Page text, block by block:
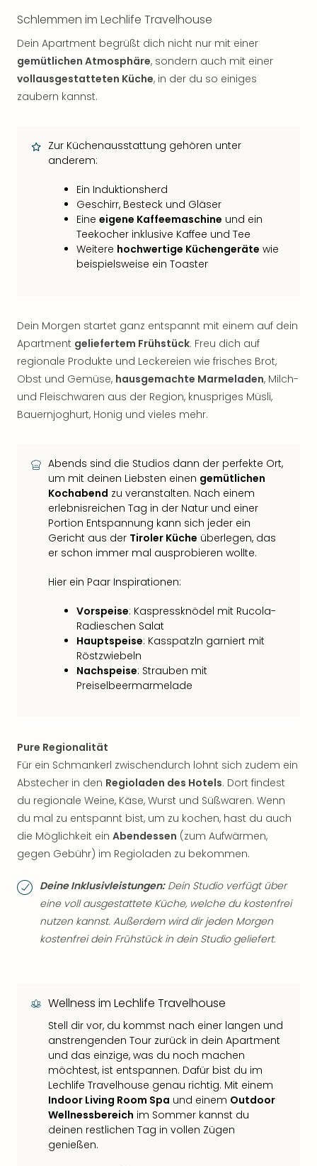
Schlemmen im Lechlife Travelhouse
Dein Apartment begrüßt dich nicht nur mit einer
gemütlichen Atmosphäre, sondern auch mit einer
vollausgestatteten Küche, in der du so einiges
zaubern kannst.
Zur Küchenausstattung gehören unter
anderem:
Ein Induktionsherd
Geschirr, Besteck und Gläser
Eine eigene Kaffeemaschine und ein
Teekocher inklusive Kaffee und Tee
Weitere hochwertige Küchengeräte wie
beispielsweise ein Toaster
Dein Morgen startet ganz entspannt mit einem auf dein
Apartment geliefertem Frühstück. Freu dich auf
regionale Produkte und Leckereien wie frisches Brot,
Obst und Gemüse, hausgemachte Marmeladen, Milch-
und Fleischwaren aus der Region, knuspriges Müsli,
Bauernjoghurt, Honig und vieles mehr.
Abends sind die Studios dann der perfekte Ort,
um mit deinen Liebsten einen gemütlichen
Kochabend zu veranstalten. Nach einem
erlebnisreichen Tag in der Natur und einer
Portion Entspannung kann sich jeder ein
Gericht aus der Tiroler Küche überlegen, das
er schon immer mal ausprobieren wollte.
Hier ein Paar Inspirationen:
Vorspeise: Kaspressknödel mit Rucola-
Radieschen Salat
Hauptspeise: Kasspatzln garniert mit
Röstzwiebeln
Nachspeise: Strauben mit
Preiselbeermarmelade
Pure Regionalität
Für ein Schmankerl zwischendurch lohnt sich zudem ein
Abstecher in den Regioladen des Hotels. Dort findest
du regionale Weine, Käse, Wurst und Süßwaren. Wenn
du mal zu entspannt bist, um zu kochen, hast du auch
die Möglichkeit ein Abendessen (zum Aufwärmen,
gegen Gebühr) im Regioladen zu bekommen.
Deine Inklusivleistungen:Dein Studio verfügt über
eine voll ausgestattete Küche, welche du kostenfrei
nutzen kannst. Außerdem wird dir jeden Morgen
kostenfrei dein Frühstück in dein Studio geliefert.
Wellness im Lechlife Travelhouse
Stell dir vor, du kommst nach einer langen und
anstrengenden Tour zurück in dein Apartment
und das einzige, was du noch machen
möchtest, ist entspannen. Dafür bist du im
Lechlife Travelhouse genau richtig. Mit einem
Indoor Living Room Spa und einem Outdoor
Wellnessbereich im Sommer kannst du
deinen restlichen Tag in vollen Zügen
genießen.